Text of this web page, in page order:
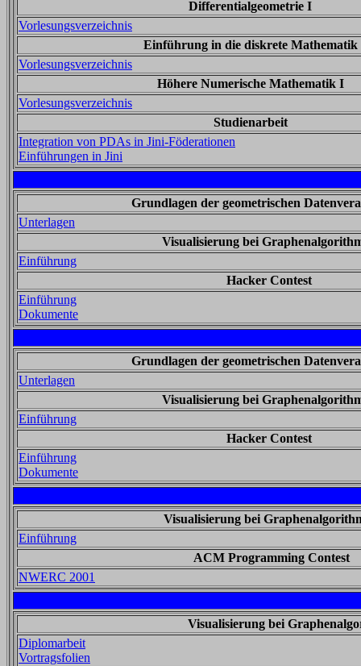
Differentialgeometrie I
Vorlesungsverzeichnis
Einführung in die diskrete Mathematik
Vorlesungsverzeichnis
Höhere Numerische Mathematik I
Vorlesungsverzeichnis
Studienarbeit
Integration von PDAs in Jini-Föderationen
Einführungen in Jini
Grundlagen der geometrischen
Unterlagen
Visualisierung bei
Einführung
Hacker Contest
Einführung
Dokumente
Grundlagen der geometrischen
Unterlagen
Visualisierung bei
Einführung
Hacker Contest
Einführung
Dokumente
Visualisierung bei
Einführung
ACM Programming Contest
NWERC 2001
Visualisierung bei
Diplomarbeit
Vortragsfolien